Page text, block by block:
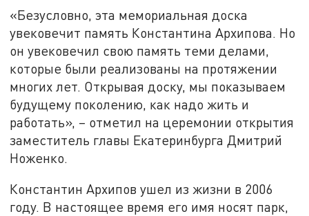
«Безусловно, эта мемориальная доска
увековечит память Константина Архипова. Но
он увековечил свою память теми делами,
которые были реализованы на протяжении
многих лет. Открывая доску, мы показываем
будущему поколению, как надо жить и
работать», – отметил на церемонии открытия
заместитель главы Екатеринбурга Дмитрий
Ноженко.
Константин Архипов ушел из жизни в 2006
году. В настоящее время его имя носят парк,